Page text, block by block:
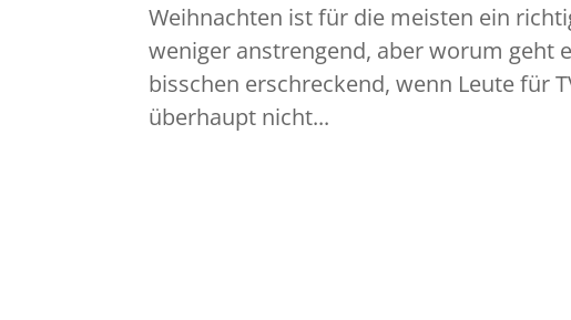
Weihnachten ist für die meisten ein
weniger anstrengend, aber worum geht
bisschen erschreckend, wenn Leute für
überhaupt nicht...